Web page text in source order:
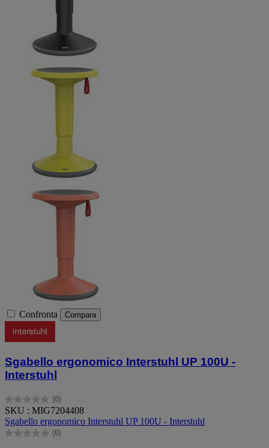
Confronta Compara
Sgabello ergonomico Interstuhl UP 100U -
Interstuhl
(0)
0.0
su
5
stelle.
SKU : MIG7204408
Sgabello ergonomico Interstuhl UP 100U - Interstuhl
(0)
0.0